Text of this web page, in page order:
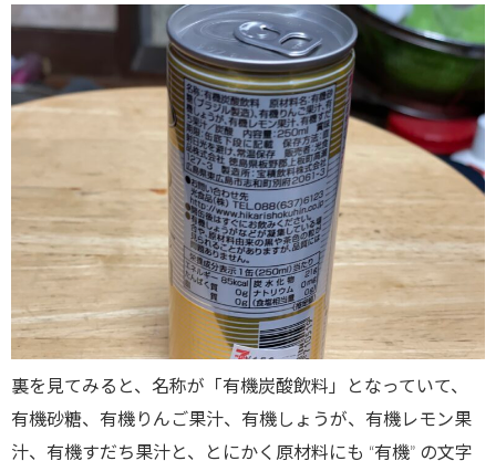
裏を見てみると、名称が「有機炭酸飲料」となっていて、
有機砂糖、有機りんご果汁、有機しょうが、有機レモン果
汁、有機すだち果汁と、とにかく原材料にも “有機” の文字